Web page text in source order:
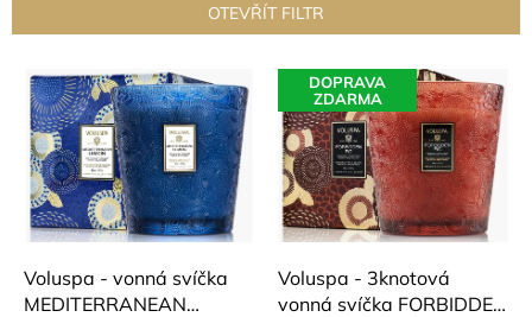
r
OTEVŘÍT FILTR
dVoluspa - vonná svíčka
MEDITERRANEAN
DOPRAVA
ZDARMA
Voluspa - 3knotová
vonná svíčka FORBIDDEN